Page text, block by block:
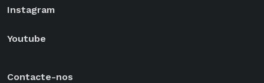
Instagram
Youtube
Contacte-nos